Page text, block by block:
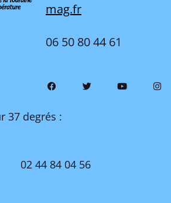
mag.fr
06 50 80 44 61
37 degrés :
02 44 84 04 56